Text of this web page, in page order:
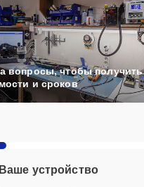
устройство
вопросы, чтобы получить
и сроков